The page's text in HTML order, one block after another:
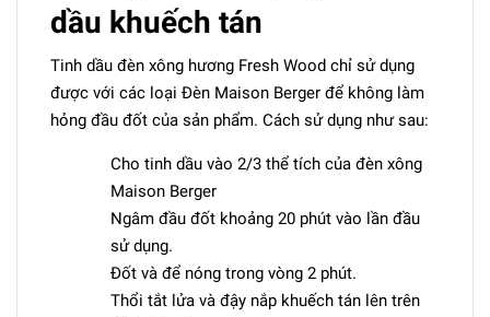
dầu khuếch tán
Tinh dầu đèn xông hương Fresh Wood chỉ sử dụng
được với các loại Đèn Maison Berger để không làm
hỏng đầu đốt của sản phẩm. Cách sử dụng như sau:
Cho tinh dầu vào 2/3 thể tích của đèn xông
Maison Berger
Ngâm đầu đốt khoảng 20 phút vào lần đầu
sử dụng.
Đốt và để nóng trong vòng 2 phút.
Thổi tắt lửa và đậy nắp khuếch tán lên trên